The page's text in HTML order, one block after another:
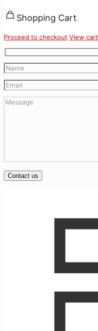
Shopping Cart
Proceed to checkout View cart